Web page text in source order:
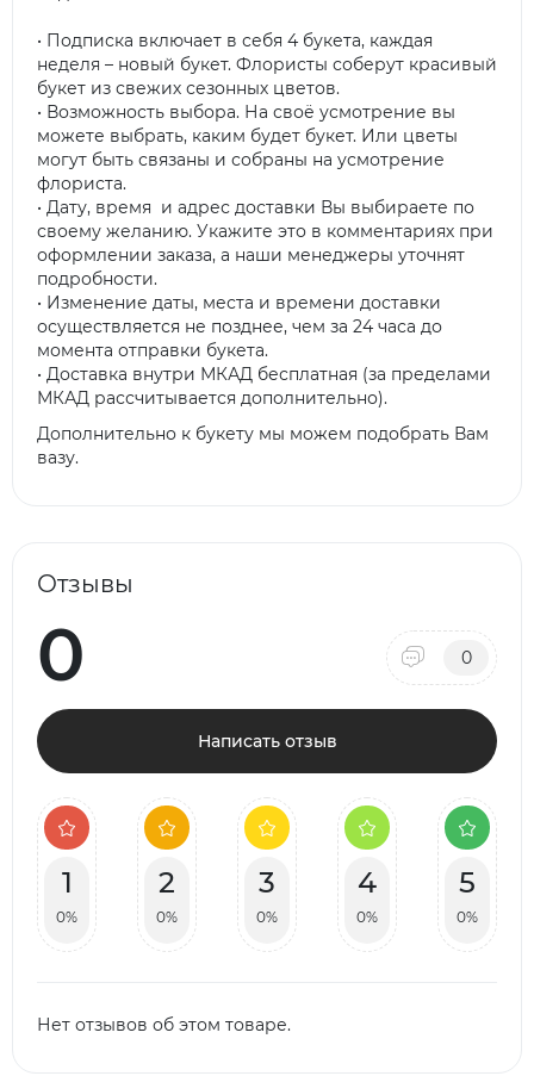
• Подписка включает в себя 4 букета, каждая
неделя – новый букет. Флористы соберут красивый
букет из свежих сезонных цветов.
• Возможность выбора. На своё усмотрение вы
можете выбрать, каким будет букет. Или цветы
могут быть связаны и собраны на усмотрение
флориста.
• Дату, время и адрес доставки Вы выбираете по
своему желанию. Укажите это в комментариях при
оформлении заказа, а наши менеджеры уточнят
подробности.
• Изменение даты, места и времени доставки
осуществляется не позднее, чем за 24 часа до
момента отправки букета.
• Доставка внутри МКАД бесплатная (за пределами
МКАД рассчитывается дополнительно).
Дополнительно к букету мы можем подобрать Вам
вазу.
Отзывы
0 0
Написать отзыв
1
0%
2
0%
3
0%
4
0%
5
0%
Нет отзывов об этом товаре.